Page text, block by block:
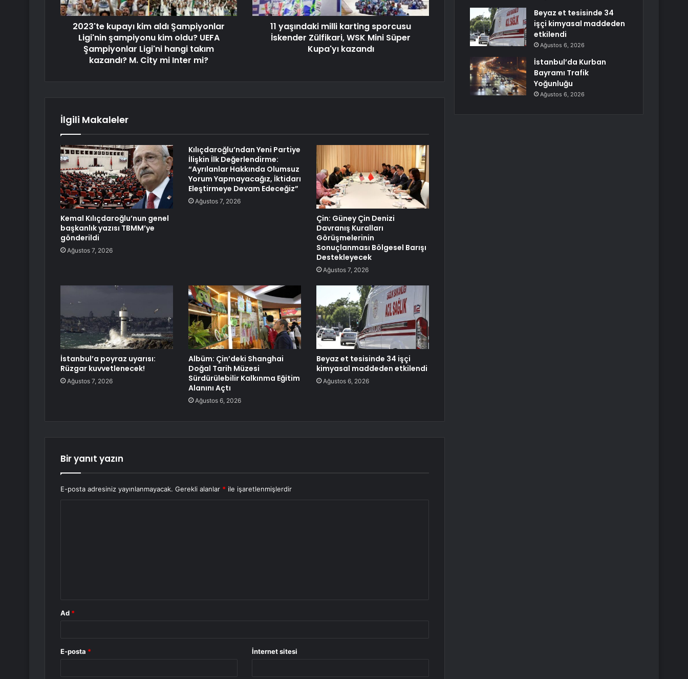
2023'te kupayı kim aldı Şampiyonlar
Ligi'nin şampiyonu kim oldu? UEFA
Şampiyonlar Ligi'ni hangi takım
kazandı? M. City mi Inter mi?
11 yaşındaki milli karting sporcusu
İskender Zülfikari, WSK Mini Süper
Kupa'yı kazandı
İlgili Makaleler
Kemal Kılıçdaroğlu’nun genel
başkanlık yazısı TBMM’ye
gönderildi
Ağustos 7, 2026
Kılıçdaroğlu’ndan Yeni Partiye
İlişkin İlk Değerlendirme:
“Ayrılanlar Hakkında Olumsuz
Yorum Yapmayacağız, İktidarı
Eleştirmeye Devam Edeceğiz”
Ağustos 7, 2026
Çin: Güney Çin Denizi
Davranış Kuralları
Görüşmelerinin
Sonuçlanması Bölgesel Barışı
Destekleyecek
Ağustos 7, 2026
İstanbul’a poyraz uyarısı:
Rüzgar kuvvetlenecek!
Ağustos 7, 2026
Albüm: Çin’deki Shanghai
Doğal Tarih Müzesi
Sürdürülebilir Kalkınma Eğitim
Alanını Açtı
Ağustos 6, 2026
Beyaz et tesisinde 34 işçi
kimyasal maddeden etkilendi
Ağustos 6, 2026
Bir yanıt yazın
E-posta adresiniz yayınlanmayacak. Gerekli alanlar * ile işaretlenmişlerdir
Ad *
E-posta * İnternet sitesi
Beyaz et tesisinde 34
işçi kimyasal maddeden
etkilendi
Ağustos 6, 2026
İstanbul’da Kurban
Bayramı Trafik
Yoğunluğu
Ağustos 6, 2026